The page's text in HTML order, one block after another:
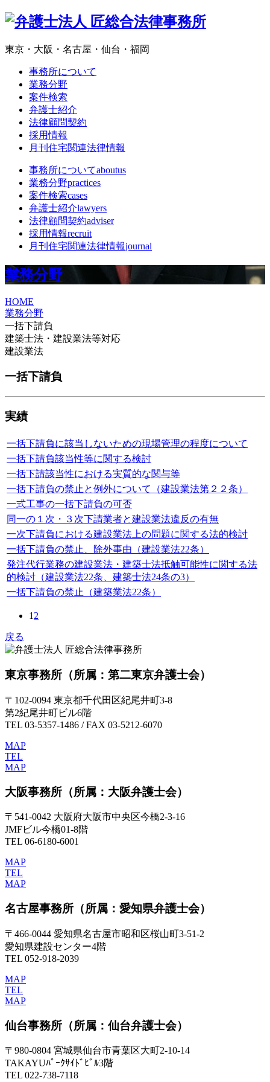
東京・大阪・名古屋・仙台・福岡
事務所について
業務分野
案件検索
弁護士紹介
法律顧問契約
採用情報
月刊住宅関連法律情報
事務所についてaboutus
業務分野practices
案件検索cases
弁護士紹介lawyers
法律顧問契約adviser
採用情報recruit
月刊住宅関連法律情報journal
業務分野
HOME
業務分野
一括下請負
建築士法・建設業法等対応
建設業法
一括下請負
実績
一括下請負に該当しないための現場管理の程度について
一括下請負該当性等に関する検討
一括下請該当性における実質的な関与等
一括下請負の禁止と例外について（建設業法第２２条）
一式工事の一括下請負の可否
同一の１次・３次下請業者と建設業法違反の有無
一次下請負における建設業法上の問題に関する法的検討
一括下請負の禁止、除外事由（建設業法22条）
発注代行業務の建設業法・建築士法抵触可能性に関する法
的検討（建設業法22条、建築士法24条の3）
一括下請負の禁止（建築業法22条）
1 2
戻る
東京事務所 （所属：第二東京弁護士会）
〒102-0094 東京都千代田区紀尾井町3-8
第2紀尾井町ビル6階
TEL 03-5357-1486 / FAX 03-5212-6070
MAP
TEL
MAP
大阪事務所 （所属：大阪弁護士会）
〒541-0042 大阪府大阪市中央区今橋2-3-16
JMFビル今橋01-8階
TEL 06-6180-6001
MAP
TEL
MAP
名古屋事務所 （所属：愛知県弁護士会）
〒466-0044 愛知県名古屋市昭和区桜山町3-51-2
愛知県建設センター4階
TEL 052-918-2039
MAP
TEL
MAP
仙台事務所 （所属：仙台弁護士会）
〒980-0804 宮城県仙台市青葉区大町2-10-14
TAKAYUﾊﾟｰｸｻｲﾄﾞﾋﾞﾙ3階
TEL 022-738-7118